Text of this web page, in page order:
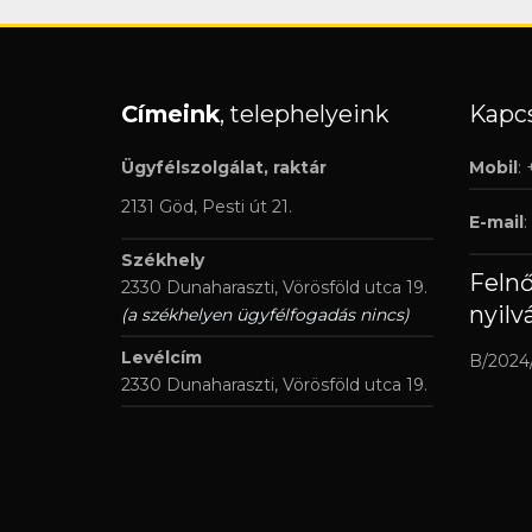
Címeink, telephelyeink
Ügyfélszolgálat, raktár
2131 Göd, Pesti út 21.
Székhely
2330 Dunaharaszti, Vörösföld utca 19.
(a székhelyen ügyfélfogadás nincs)
Levélcím
2330 Dunaharaszti, Vörösföld utca 19.
Mobil:
E-mail:
B/